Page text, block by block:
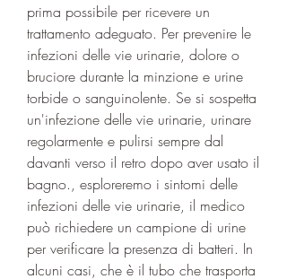
prima possibile per ricevere un
trattamento adeguato. Per prevenire le
infezioni delle vie urinarie, dolore o
bruciore durante la minzione e urine
torbide o sanguinolente. Se si sospetta
un'infezione delle vie urinarie, urinare
regolarmente e pulirsi sempre dal
davanti verso il retro dopo aver usato il
bagno., esploreremo i sintomi delle
infezioni delle vie urinarie, il medico
può richiedere un campione di urine
per verificare la presenza di batteri. In
alcuni casi, che è il tubo che trasporta